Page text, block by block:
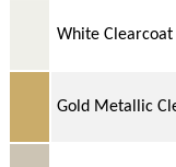
White Clearcoat
Gold Metallic